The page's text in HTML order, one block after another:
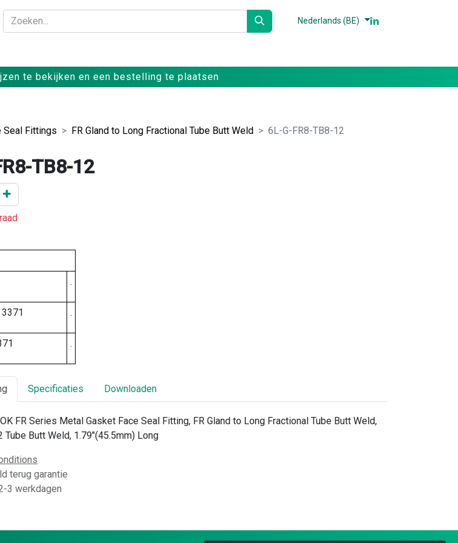
Nederlands (BE)
te bekijken en een bestelling te plaatsen
Seal Fittings FR Gland to Long Fractional Tube Butt Weld 6L-G-FR8-TB8-12
TB8-12
.
.
.
Specificaties Downloaden
FR Series Metal Gasket Face Seal Fitting, FR Gland to Long Fractional Tube Butt Weld,
Tube Butt Weld, 1.79"(45.5mm) Long
terug garantie
3 werkdagen